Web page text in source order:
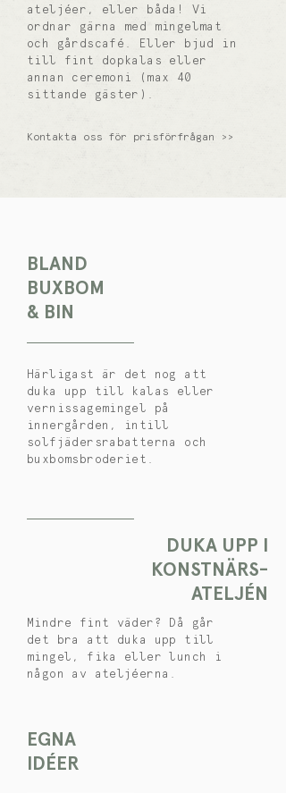
ateljéer, eller båda! Vi
ordnar gärna med mingelmat
och gårdscafé. Eller bjud in
till fint dopkalas eller
annan ceremoni (max 40
sittande gäster).
Kontakta oss för prisförfrågan >>
BLAND
BUXBOM
& BIN
Härligast är det nog att
duka upp till kalas eller
vernissagemingel på
innergården, intill
solfjädersrabatterna och
buxbomsbroderiet.
DUKA UPP I
KONSTNÄRS-
ATELJÉN
Mindre fint väder? Då går
det bra att duka upp till
mingel, fika eller lunch i
någon av ateljéerna.
EGNA
IDÉER